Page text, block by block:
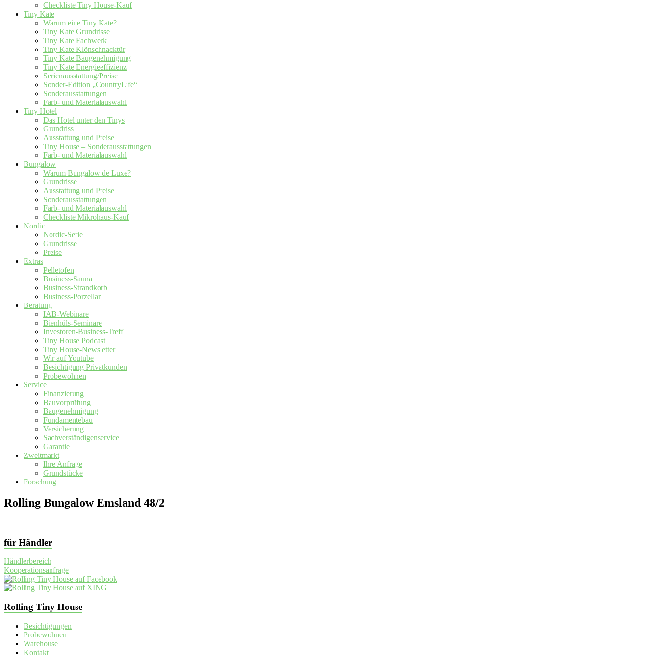
Checkliste Tiny House-Kauf
Tiny Kate
Warum eine Tiny Kate?
Tiny Kate Grundrisse
Tiny Kate Fachwerk
Tiny Kate Klönschnacktür
Tiny Kate Baugenehmigung
Tiny Kate Energieeffizienz
Serienausstattung/Preise
Sonder-Edition „CountryLife“
Sonderausstattungen
Farb- und Materialauswahl
Tiny Hotel
Das Hotel unter den Tinys
Grundriss
Ausstattung und Preise
Tiny House – Sonderausstattungen
Farb- und Materialauswahl
Bungalow
Warum Bungalow de Luxe?
Grundrisse
Ausstattung und Preise
Sonderausstattungen
Farb- und Materialauswahl
Checkliste Mikrohaus-Kauf
Nordic
Nordic-Serie
Grundrisse
Preise
Extras
Pelletofen
Business-Sauna
Business-Strandkorb
Business-Porzellan
Beratung
IAB-Webinare
Bienhüls-Seminare
Investoren-Business-Treff
Tiny House Podcast
Tiny House-Newsletter
Wir auf Youtube
Besichtigung Privatkunden
Probewohnen
Service
Finanzierung
Bauvorprüfung
Baugenehmigung
Fundamentebau
Versicherung
Sachverständigenservice
Garantie
Zweitmarkt
Ihre Anfrage
Grundstücke
Forschung
Rolling Bungalow Emsland 48/2
für Händler
Händlerbereich
Kooperationsanfrage
Rolling Tiny House
Besichtigungen
Probewohnen
Warehouse
Kontakt